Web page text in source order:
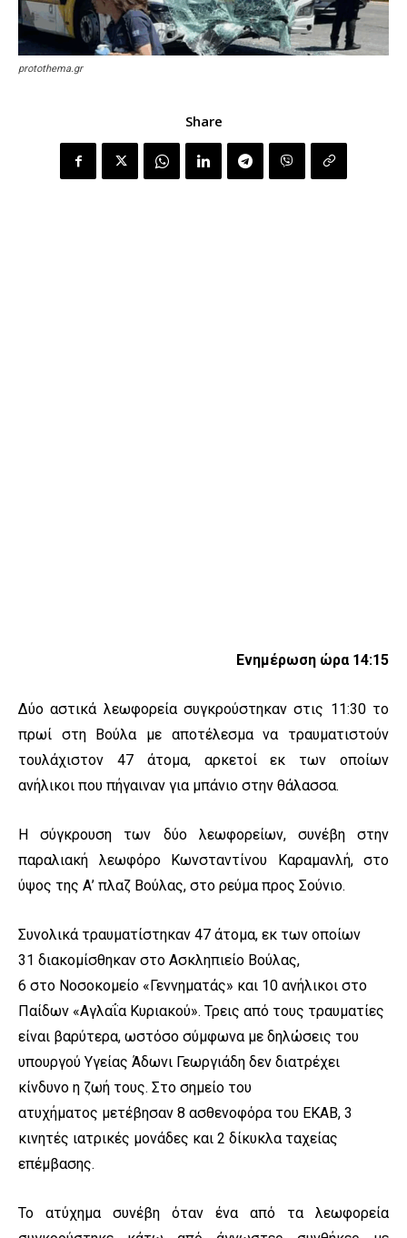
protothema.gr
Share
Ενημέρωση ώρα 14:15
Δύο αστικά λεωφορεία συγκρούστηκαν στις 11:30 το
πρωί στη Βούλα με αποτέλεσμα να τραυματιστούν
τουλάχιστον 47 άτομα, αρκετοί εκ των οποίων
ανήλικοι που πήγαιναν για μπάνιο στην θάλασσα.
Η σύγκρουση των δύο λεωφορείων, συνέβη στην
παραλιακή λεωφόρο Κωνσταντίνου Καραμανλή, στο
ύψος της Α’ πλαζ Βούλας, στο ρεύμα προς Σούνιο.
Συνολικά τραυματίστηκαν 47 άτομα, εκ των οποίων
31 διακομίσθηκαν στο Ασκληπιείο Βούλας,
6 στο Νοσοκομείο «Γεννηματάς» και 10 ανήλικοι στο
Παίδων «Αγλαΐα Κυριακού». Τρεις από τους τραυματίες
είναι βαρύτερα, ωστόσο σύμφωνα με δηλώσεις του
υπουργού Υγείας Άδωνι Γεωργιάδη δεν διατρέχει
κίνδυνο η ζωή τους. Στο σημείο του
ατυχήματος μετέβησαν 8 ασθενοφόρα του ΕΚΑΒ, 3
κινητές ιατρικές μονάδες και 2 δίκυκλα ταχείας
επέμβασης.
Το ατύχημα συνέβη όταν ένα από τα λεωφορεία